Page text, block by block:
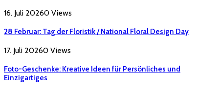
16. Juli 20260 Views
28 Februar: Tag der Floristik / National Floral Design Day
17. Juli 20260 Views
Foto-Geschenke: Kreative Ideen für Persönliches und
Einzigartiges